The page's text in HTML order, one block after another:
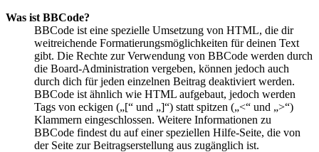
Was ist BBCode?
BBCode ist eine spezielle Umsetzung von HTML, die dir
weitreichende Formatierungsmöglichkeiten für deinen Text
gibt. Die Rechte zur Verwendung von BBCode werden durch
die Board-Administration vergeben, können jedoch auch
durch dich für jeden einzelnen Beitrag deaktiviert werden.
BBCode ist ähnlich wie HTML aufgebaut, jedoch werden
Tags von eckigen („[“ und „]“) statt spitzen („<“ und „>“)
Klammern eingeschlossen. Weitere Informationen zu
BBCode findest du auf einer speziellen Hilfe-Seite, die von
der Seite zur Beitragserstellung aus zugänglich ist.